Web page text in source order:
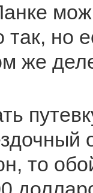
так, но
же
то